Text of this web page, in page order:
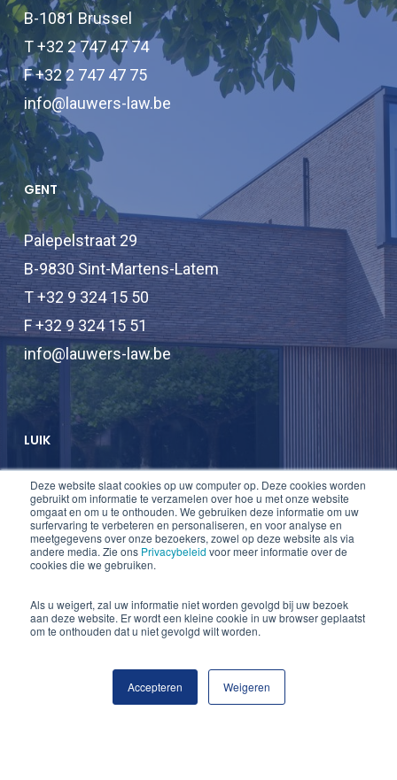
Deze website slaat cookies op uw computer op. Deze cookies worden
gebruikt om informatie te verzamelen over hoe u met onze website
omgaat en om u te onthouden. We gebruiken deze informatie om uw
surfervaring te verbeteren en personaliseren, en voor analyse en
meetgegevens over onze bezoekers, zowel op deze website als via
andere media. Zie ons Privacybeleid voor meer informatie over de
cookies die we gebruiken.
Als u weigert, zal uw informatie niet worden gevolgd bij uw bezoek
aan deze website. Er wordt een kleine cookie in uw browser geplaatst
om te onthouden dat u niet gevolgd wilt worden.
Accepteren Weigeren
B-1081 Brussel
T +32 2 747 47 74
F +32 2 747 47 75
info@lauwers-law.be
GENT
Palepelstraat 29
B-9830 Sint-Martens-Latem
T +32 9 324 15 50
F +32 9 324 15 51
info@lauwers-law.be
LUIK
T +32 2 747 47 74
F +32 2 747 47 75
info@lauwers-law.be
© 2026 Lauwers Law.